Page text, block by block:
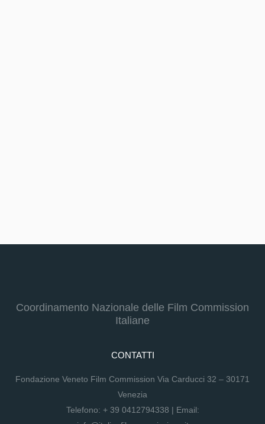
Coordinamento Nazionale delle Film Commission
Italiane
CONTATTI
Fondazione Veneto Film Commission Via Carducci 32 – 30171
Venezia
Telefono: + 39 0412794338 | Email: